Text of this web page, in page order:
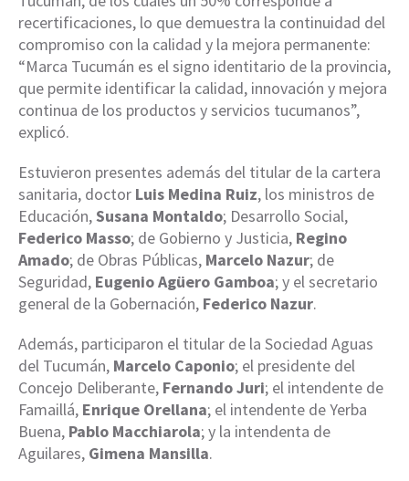
recertificaciones, lo que demuestra la continuidad del
compromiso con la calidad y la mejora permanente:
“Marca Tucumán es el signo identitario de la provincia,
que permite identificar la calidad, innovación y mejora
continua de los productos y servicios tucumanos”,
explicó.
Estuvieron presentes además del titular de la cartera
sanitaria, doctor Luis Medina Ruiz, los ministros de
Educación,Susana Montaldo; Desarrollo Social,
Federico Masso; de Gobierno y Justicia, Regino
Amado; de Obras Públicas, Marcelo Nazur; de
Seguridad, Eugenio Agüero Gamboa; y el secretario
general de la Gobernación, Federico Nazur.
Además, participaron el titular de la Sociedad Aguas
del Tucumán, Marcelo Caponio; el presidente del
Concejo Deliberante, Fernando Juri; el intendente de
Famaillá, Enrique Orellana; el intendente de Yerba
Buena, Pablo Macchiarola; y la intendenta de
Aguilares, Gimena Mansilla.